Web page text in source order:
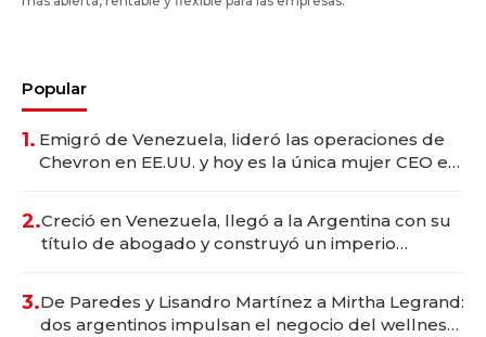
Popular
1. Emigró de Venezuela, lideró las operaciones de
Chevron en EE.UU. y hoy es la única mujer CEO en
2.Creció en Venezuela, llegó a la Argentina con su
título de abogado y construyó un imperio
3.De Paredes y Lisandro Martínez a Mirtha Legrand:
dos argentinos impulsan el negocio del wellness